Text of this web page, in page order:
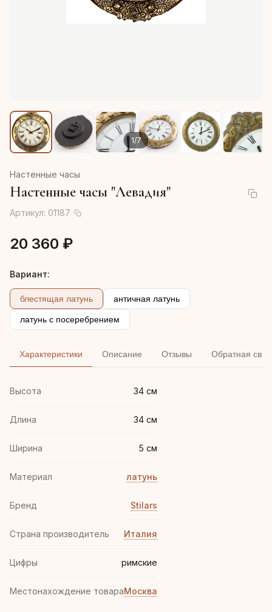
1/7
Настенные часы
Настенные часы "Левадия"
Артикул: 01187
20 360 ₽
Вариант:
блестящая латунь античная латунь
латунь с посеребрением
Характеристики Описание Отзывы Обратная
Высота 34 см
Длина 34 см
Ширина 5 см
Материал латунь
Бренд Stilars
Страна производитель Италия
Цифры римские
Местонахождение товараМосква